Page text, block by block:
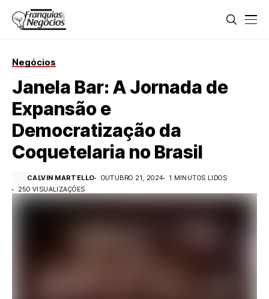
Negócios
Janela Bar: A Jornada de
Expansão e
Democratização da
Coquetelaria no Brasil
CALVIN MARTELLO OUTUBRO 21, 2024
1 MINUTOS LIDOS
250 VISUALIZAÇÕES